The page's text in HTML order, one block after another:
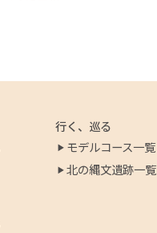
行く、巡る
モデルコース一覧
北の縄文遺跡一覧